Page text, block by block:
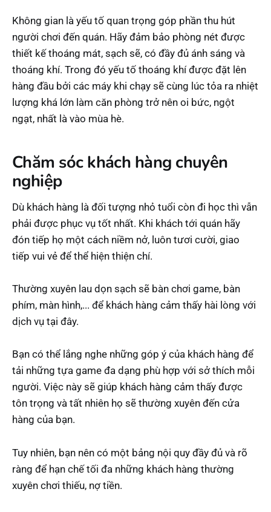
Không gian là yếu tố quan trọng góp phần thu hút
người chơi đến quán. Hãy đảm bảo phòng nét được
thiết kế thoáng mát, sạch sẽ, có đầy đủ ánh sáng và
thoáng khí. Trong đó yếu tố thoáng khí được đặt lên
hàng đầu bởi các máy khi chạy sẽ cùng lúc tỏa ra nhiệt
lượng khá lớn làm căn phòng trở nên oi bức, ngột
ngạt, nhất là vào mùa hè.
Chăm sóc khách hàng chuyên
nghiệp
Dù khách hàng là đối tượng nhỏ tuổi còn đi học thì vẫn
phải được phục vụ tốt nhất. Khi khách tới quán hãy
đón tiếp họ một cách niềm nở, luôn tươi cười, giao
tiếp vui vẻ để thể hiện thiện chí.
Thường xuyên lau dọn sạch sẽ bàn chơi game, bàn
phím, màn hình,... để khách hàng cảm thấy hài lòng với
dịch vụ tại đây.
Bạn có thể lắng nghe những góp ý của khách hàng để
tải những tựa game đa dạng phù hợp với sở thích mỗi
người. Việc này sẽ giúp khách hàng cảm thấy được
tôn trọng và tất nhiên họ sẽ thường xuyên đến cửa
hàng của bạn.
Tuy nhiên, bạn nên có một bảng nội quy đầy đủ và rõ
ràng để hạn chế tối đa những khách hàng thường
xuyên chơi thiếu, nợ tiền.